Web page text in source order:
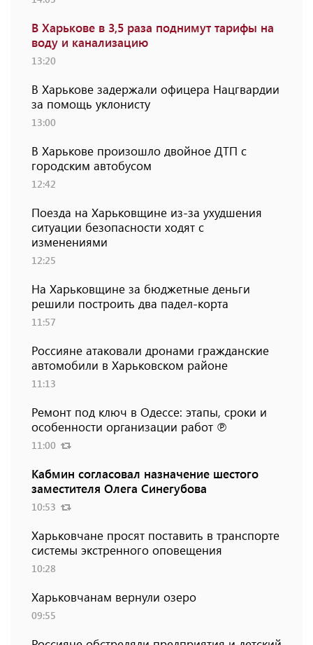
В Харькове в 3,5 раза поднимут тарифы на
воду и канализацию
13:20
В Харькове задержали офицера Нацгвардии
за помощь уклонисту
13:00
В Харькове произошло двойное ДТП с
городским автобусом
12:42
Поезда на Харьковщине из-за ухудшения
ситуации безопасности ходят с
изменениями
12:25
На Харьковщине за бюджетные деньги
решили построить два падел-корта
11:57
Россияне атаковали дронами гражданские
автомобили в Харьковском районе
11:13
Ремонт под ключ в Одессе: этапы, сроки и
особенности организации работ ℗
11:00
Кабмин согласовал назначение шестого
заместителя Олега Синегубова
10:53
Харьковчане просят поставить в транспорте
системы экстренного оповещения
10:28
Харьковчанам вернули озеро
09:55